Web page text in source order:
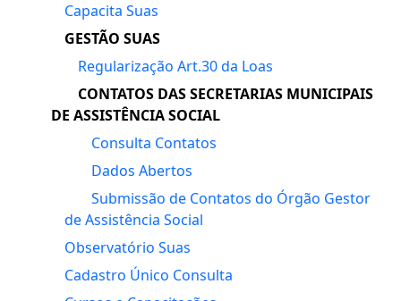
Capacita Suas
GESTÃO SUAS
Regularização Art.30 da Loas
CONTATOS DAS SECRETARIAS MUNICIPAIS
DE ASSISTÊNCIA SOCIAL
Consulta Contatos
Dados Abertos
Submissão de Contatos do Órgão Gestor
de Assistência Social
Observatório Suas
Cadastro Único Consulta